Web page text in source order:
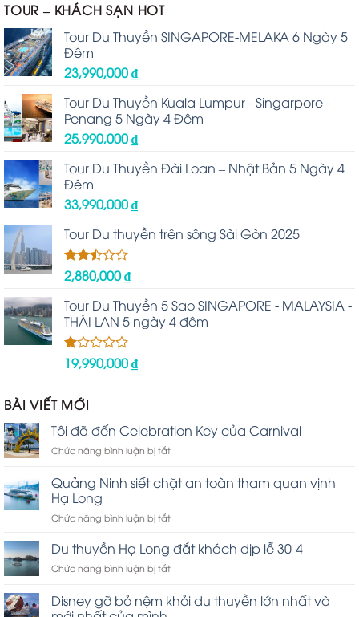
TOUR – KHÁCH SẠN HOT
Tour Du Thuyền SINGAPORE-MELAKA 6 Ngày 5
Đêm
23,990,000₫
Tour Du Thuyền Kuala Lumpur - Singarpore -
Penang 5 Ngày 4 Đêm
25,990,000₫
Tour Du Thuyền Đài Loan – Nhật Bản 5 Ngày 4
Đêm
33,990,000₫
Tour Du thuyền trên sông Sài Gòn 2025
Được
hạng
2.48
5 sao
2,880,000₫
Tour Du Thuyền 5 Sao SINGAPORE - MALAYSIA -
THÁI LAN 5 ngày 4 đêm
Được
1.00
5
sao
19,990,000₫
BÀI VIẾT MỚI
Tôi đã đến Celebration Key của Carnival
Chức năng bình luận bị tắtở
đã
đến
Key
Carnival
Quảng Ninh siết chặt an toàn tham quan vịnh
Hạ Long
Chức năng bình luận bị tắtở
Ninh
siết
chặt
toàn
Du thuyền Hạ Long đắt khách dịp lễ 30-4
Chức năng bình luận bị tắtở
thuyền
Hạ
Disney gỡ bỏ nệm khỏi du thuyền lớn nhất và